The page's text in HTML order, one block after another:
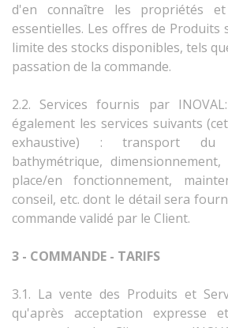
d'en connaître les propriétés
essentielles. Les offres de Produits
limite des stocks disponibles, tels
passation de la commande.
2.2. Services fournis par
également les services suivants
exhaustive) : transport du
bathymétrique,
place/en fonctionnement,
conseil, etc. dont le détail sera
commande validé par le Client.
3 - COMMANDE - TARIFS
3.1. La vente des Produits et
qu'après acceptation